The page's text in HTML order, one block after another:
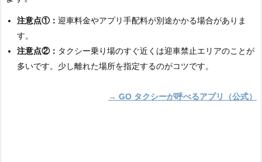
注意点①： 迎車料金やアプリ手配料が別途かかる場合がありま
す。
注意点②： タクシー乗り場のすぐ近くは迎車禁止エリアのことが
多いです。少し離れた場所を指定するのがコツです。
→ GO タクシーが呼べるアプリ（公式）